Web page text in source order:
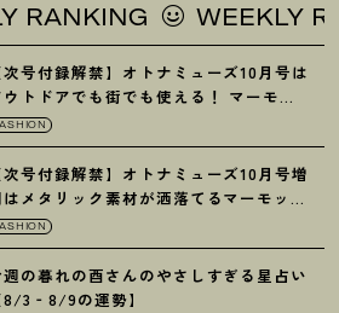
WEEKLY
次号付録解禁】オトナミューズ10月号は
ウトドアでも街でも使える ！ マーモッ
黒ショルダー
次号付録解禁】オトナミューズ10月号増
メタリック素材が洒落てるマーモット
冷バッグ
週の暮れの酉さんのやさしすぎる星占い
8/3‐8/9の運勢】